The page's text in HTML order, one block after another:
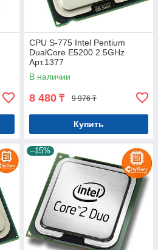
CPU S-775 Intel Pentium
DualCore E5200 2.5GHz
Арт.1377
В наличии
8 480 ₸ 9 976 ₸
Купить
–15%